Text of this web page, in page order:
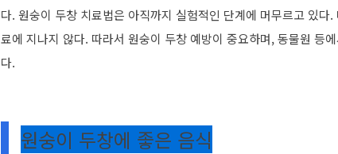
다. 원숭이 두창 치료법은 아직까지 실험적인 단계에 머무르고 있
료에 지나지 않다. 따라서 원숭이 두창 예방이 중요하며, 동물원 등
다.
원숭이 두창에 좋은 음식